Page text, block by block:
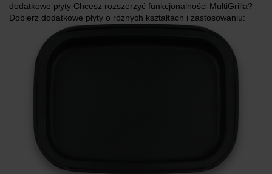
dodatkowe płyty Chcesz rozszerzyć funkcjonalności MultiGrilla?
Dobierz dodatkowe płyty o różnych kształtach i zastosowaniu: